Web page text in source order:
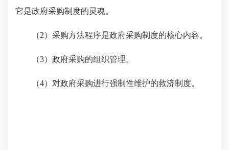
它是政府采购制度的灵魂。
（2）采购方法程序是政府采购制度的核心内容。
（3）政府采购的组织管理。
（4）对政府采购进行强制性维护的救济制度。